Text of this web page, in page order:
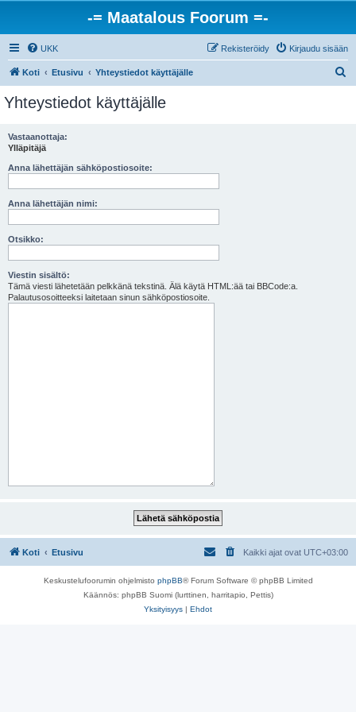
-= Maatalous Foorum =-
UKK Kirjaudu sisään
Rekisteröidy
Koti Etusivu Yhteystiedot käyttäjälle
Yhteystiedot käyttäjälle
Vastaanottaja:
Ylläpitäjä
Anna lähettäjän sähköpostiosoite:
Anna lähettäjän nimi:
Otsikko:
Viestin sisältö:
Tämä viesti lähetetään pelkkänä tekstinä. Älä käytä HTML:ää tai BBCode:a.
Palautusosoitteeksi laitetaan sinun sähköpostiosoite.
Koti Etusivu Kaikki ajat ovat UTC+03:00
Keskustelufoorumin ohjelmisto phpBB® Forum Software © phpBB Limited
Käännös: phpBB Suomi (lurttinen, harritapio, Pettis)
Yksityisyys | Ehdot